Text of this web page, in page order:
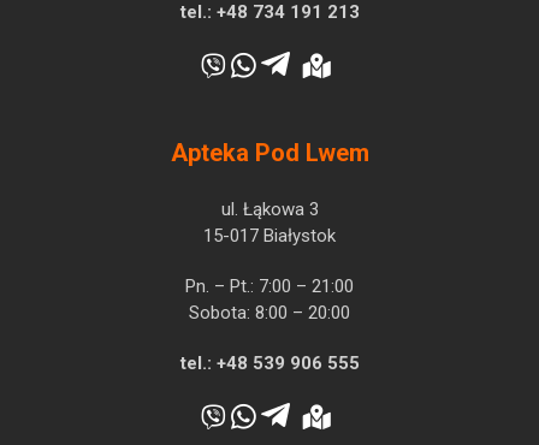
tel.: +48 734 191 213
Apteka Pod Lwem
ul. Łąkowa 3
15-017 Białystok
Pn. – Pt.: 7:00 – 21:00
Sobota: 8:00 – 20:00
tel.: +48 539 906 555